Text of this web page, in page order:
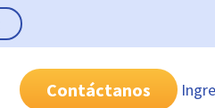
Contáctanos